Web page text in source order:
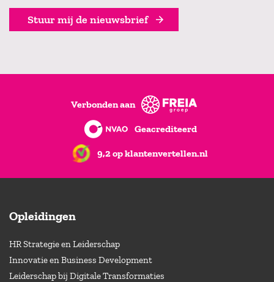
Stuur mij de nieuwsbrief
Verbonden aan
Geacrediteerd
9,2 op klantenvertellen.nl
Opleidingen
HR Strategie en Leiderschap
Innovatie en Business Development
Leiderschap bij Digitale Transformaties